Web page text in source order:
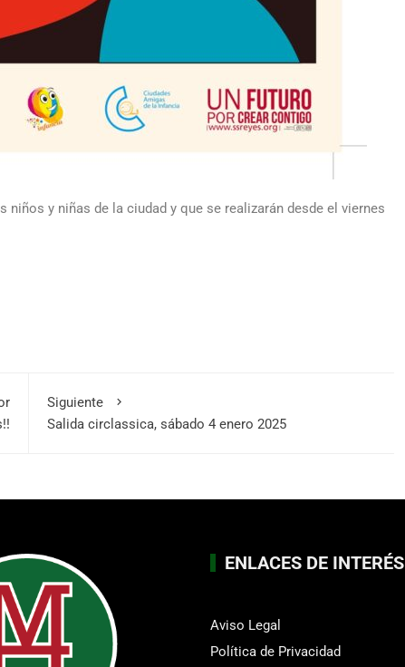
y niñas de la ciudad y que se realizarán desde el viernes
Siguiente
Salida circlassica, sábado 4 enero 2025
ENLACES DE INTERÉS
Aviso Legal
Política de Privacidad